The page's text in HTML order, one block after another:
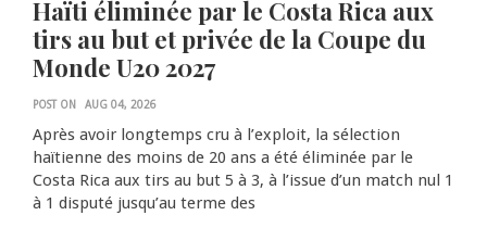
Haïti éliminée par le Costa Rica aux
tirs au but et privée de la Coupe du
Monde U20 2027
POST ON AUG 04, 2026
Après avoir longtemps cru à l’exploit, la sélection
haïtienne des moins de 20 ans a été éliminée par le
Costa Rica aux tirs au but 5 à 3, à l’issue d’un match nul 1
à 1 disputé jusqu’au terme des